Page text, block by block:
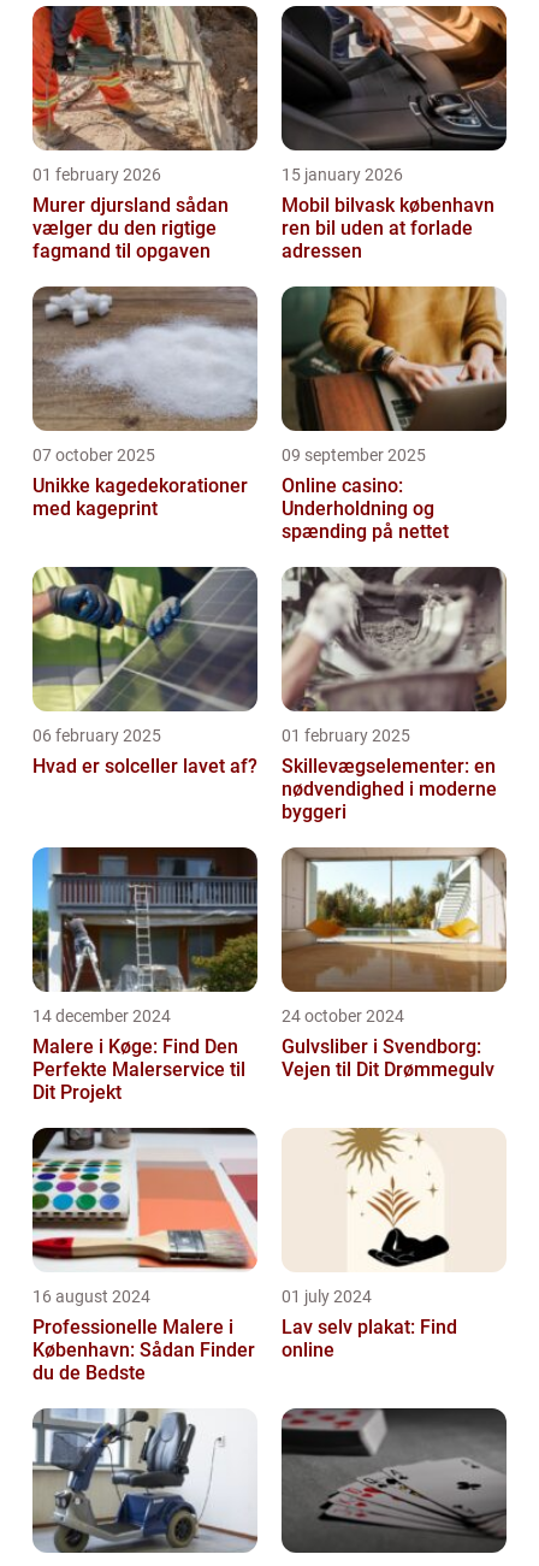
01 february 2026
Murer djursland sådan
vælger du den rigtige
fagmand til opgaven
15 january 2026
Mobil bilvask københavn
ren bil uden at forlade
adressen
07 october 2025
Unikke kagedekorationer
med kageprint
09 september 2025
Online casino:
Underholdning og
spænding på nettet
06 february 2025
Hvad er solceller lavet af?
01 february 2025
Skillevægselementer: en
nødvendighed i moderne
byggeri
14 december 2024
Malere i Køge: Find Den
Perfekte Malerservice til
Dit Projekt
24 october 2024
Gulvsliber i Svendborg:
Vejen til Dit Drømmegulv
16 august 2024
Professionelle Malere i
København: Sådan Finder
du de Bedste
01 july 2024
Lav selv plakat: Find
online